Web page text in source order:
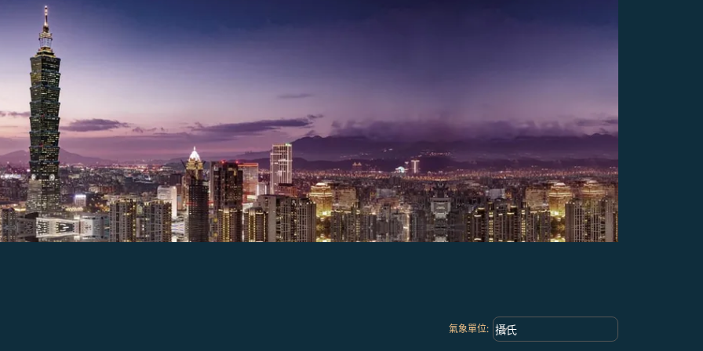
氣象單位: Weather unit option 攝氏 Selected
攝氏
keyboard_arrow_down